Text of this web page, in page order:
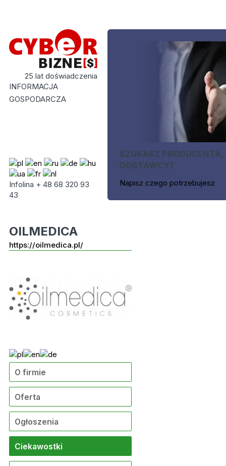
25 lat doświadczenia
INFORMACJA
GOSPODARCZA
Infolina + 48 68 320 93
43
SZUKASZ PRODUCENTA,
DOSTAWCY?
Napisz czego potrzebujesz
OILMEDICA
https://oilmedica.pl/
O firmie
Oferta
Ogłoszenia
Ciekawostki